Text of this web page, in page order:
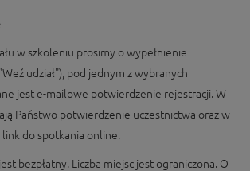
w szkoleniu prosimy o wypełnienie
udział"), pod jednym z wybranych
jest e-mailowe potwierdzenie rejestracji. W
Państwo potwierdzenie uczestnictwa oraz w
do spotkania online.
bezpłatny. Liczba miejsc jest ograniczona. O